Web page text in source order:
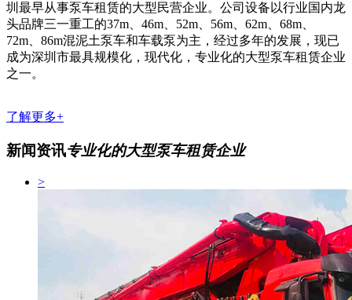
圳最早从事泵车租赁的大型民营企业。公司设备以行业国内龙
头品牌三一重工的37m、46m、52m、56m、62m、68m、
72m、86m混泥土泵车和车载泵为主，经过多年的发展，现已
成为深圳市最具规模化，现代化，专业化的大型泵车租赁企业
之一。
了解更多+
新闻资讯专业化的大型泵车租赁企业
>